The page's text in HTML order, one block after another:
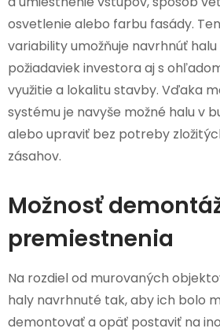
osvetlenie alebo farbu fasády.
variability umožňuje navrhnúť
požiadaviek investora aj s
využitie a lokalitu stavby. Vďaka
systému je navyše možné halu v
alebo upraviť bez potreby
zásahov.
Možnosť
premiestnenia
Na rozdiel od murovaných
haly navrhnuté tak, aby ich bolo
demontovať a opäť postaviť na